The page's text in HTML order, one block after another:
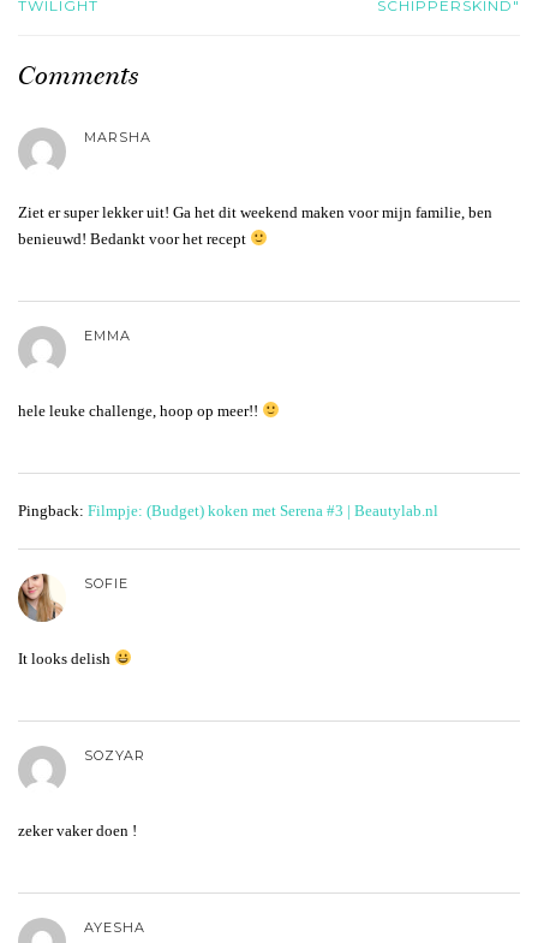
TWILIGHT
SCHIPPERSKIND"
Comments
MARSHA
Ziet er super lekker uit! Ga het dit weekend maken voor mijn familie, ben
benieuwd! Bedankt voor het recept
EMMA
hele leuke challenge, hoop op meer!!
Pingback: Filmpje: (Budget) koken met Serena #3 | Beautylab.nl
SOFIE
It looks delish
SOZYAR
zeker vaker doen !
AYESHA